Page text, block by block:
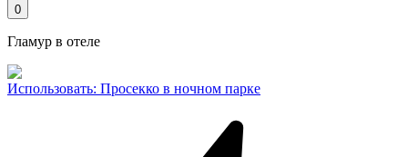
0
Гламур в отеле
Использовать: Просекко в ночном парке